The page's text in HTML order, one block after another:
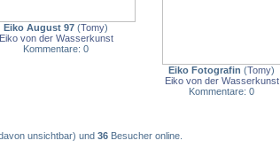
Eiko August 97 (Tomy)
Eiko von der Wasserkunst
Kommentare: 0
Eiko Fotografin (Tomy)
Eiko von der Wasserkunst
Kommentare: 0
unsichtbar) und 36 Besucher online.